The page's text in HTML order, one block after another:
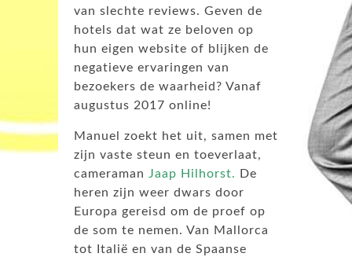
van slechte reviews. Geven de
hotels dat wat ze beloven op
hun eigen website of blijken de
negatieve ervaringen van
bezoekers de waarheid? Vanaf
augustus 2017 online!
Manuel zoekt het uit, samen met
zijn vaste steun en toeverlaat,
cameraman Jaap Hilhorst.
De
heren zijn weer dwars door
Europa gereisd om de proef op
de som te nemen. Van Mallorca
tot Italië en van de Spaanse